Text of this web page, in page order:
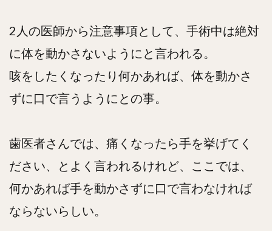
2人の医師から注意事項として、手術中は絶対
に体を動かさないようにと言われる。
咳をしたくなったり何かあれば、体を動かさ
ずに口で言うようにとの事。
歯医者さんでは、痛くなったら手を挙げてく
ださい、とよく言われるけれど、ここでは、
何かあれば手を動かさずに口で言わなければ
ならないらしい。